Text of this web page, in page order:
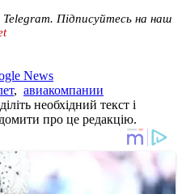
Підписуйтесь на наш
News
, авиакомпании
необхідний текст і
про це редакцію.